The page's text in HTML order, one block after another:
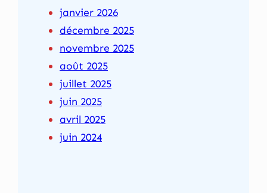
janvier 2026
décembre 2025
novembre 2025
août 2025
juillet 2025
juin 2025
avril 2025
juin 2024